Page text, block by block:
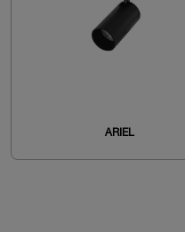
ARIEL